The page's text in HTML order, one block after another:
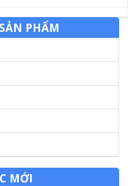
PHẨM
MỚI